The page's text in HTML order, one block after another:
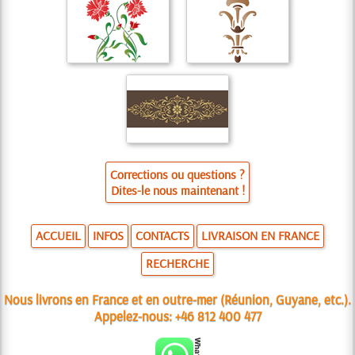
Corrections ou questions ?
Dites-le nous maintenant !
ACCUEIL INFOS CONTACTS
LIVRAISON EN FRANCE
RECHERCHE
Nous livrons en France et en outre-mer (Réunion, Guyane, etc.).
Appelez-nous:+46 812 400 477